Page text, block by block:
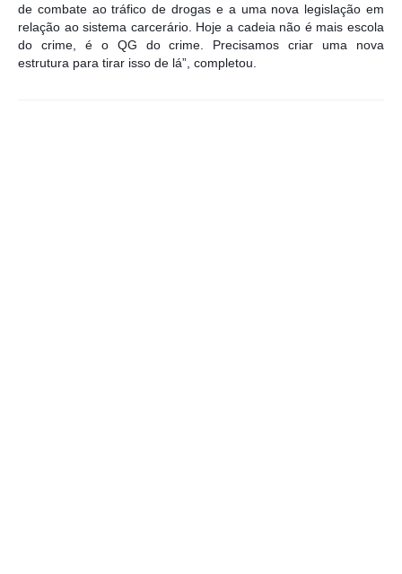
de combate ao tráfico de drogas e a uma nova legislação em
relação ao sistema carcerário. Hoje a cadeia não é mais escola
do crime, é o QG do crime. Precisamos criar uma nova
estrutura para tirar isso de lá”, completou.